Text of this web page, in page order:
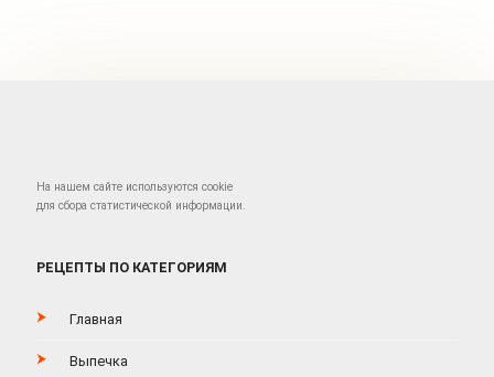
На нашем сайте используются cookie
для сбора статистической информации.
РЕЦЕПТЫ ПО КАТЕГОРИЯМ
Главная
Выпечка